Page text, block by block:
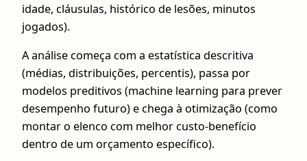
idade, cláusulas, histórico de lesões, minutos
jogados).
A análise começa com a estatística descritiva
(médias, distribuições, percentis), passa por
modelos preditivos (machine learning para prever
desempenho futuro) e chega à otimização (como
montar o elenco com melhor custo-benefício
dentro de um orçamento específico).